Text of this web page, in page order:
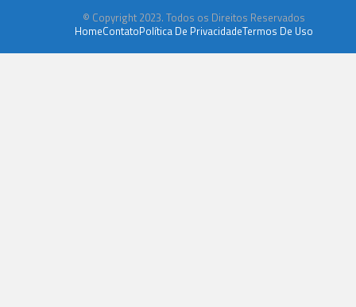
© Copyright 2023. Todos os Direitos Reservados
HomeContatoPolítica De PrivacidadeTermos De Uso